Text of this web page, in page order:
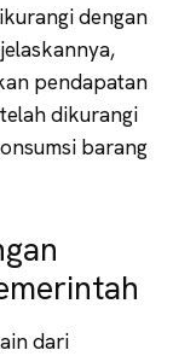
dengan
pendapatan
dikurangi
barang
dari